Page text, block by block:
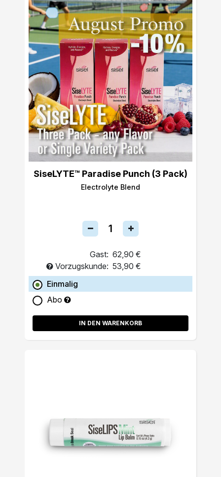
SiseLYTE™ Paradise Punch (3 Pack)
Electrolyte Blend
Gast: 62,90 €
Vorzugskunde: 53,90 €
Einmalig
Abo
IN DEN WARENKORB